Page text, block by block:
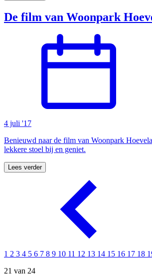
De film van Woonpark
4 juli '17
Benieuwd naar de film van Woonpark
lekkere stoel bij en geniet.
Lees verder
1 2 3 4 5 6 7 8 9 10 11 12 13 14 15 16 17 18
21 van 24